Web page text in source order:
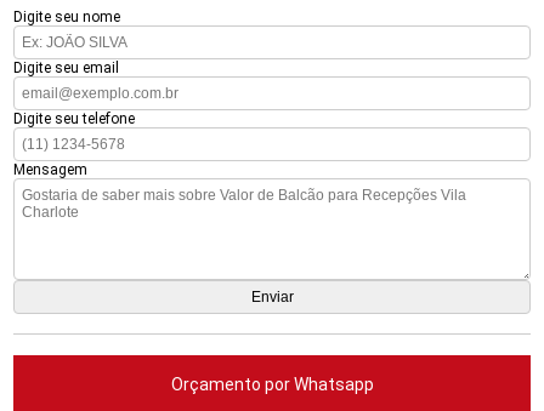
Digite seu nome
Digite seu email
Digite seu telefone
Mensagem
Orçamento por Whatsapp